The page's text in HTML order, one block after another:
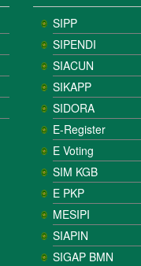
SIPP
SIPENDI
SIACUN
SIKAPP
SIDORA
E-Register
E Voting
SIM KGB
E PKP
MESIPI
SIAPIN
SIGAP BMN